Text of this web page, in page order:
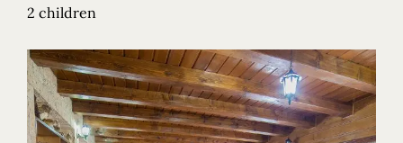
2 children